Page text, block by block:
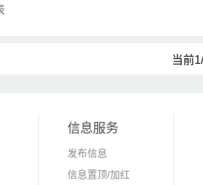
当前
信息服务
发布信息
信息置顶/加红